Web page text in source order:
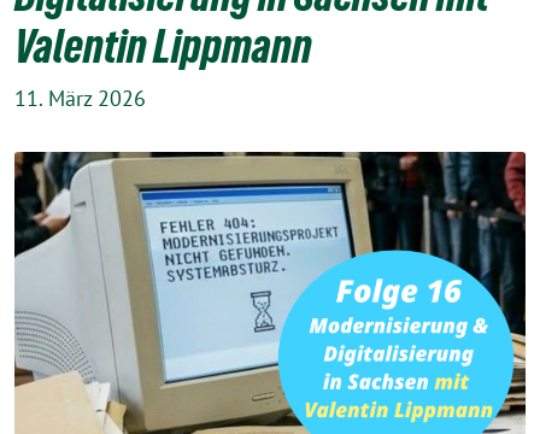
Valentin Lippmann
11. März 2026